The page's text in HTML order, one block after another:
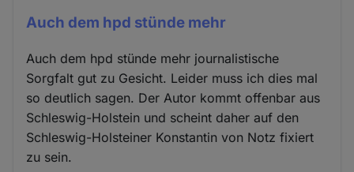
Auch dem hpd stünde mehr
Auch dem hpd stünde mehr journalistische
Sorgfalt gut zu Gesicht. Leider muss ich dies mal
so deutlich sagen. Der Autor kommt offenbar aus
Schleswig-Holstein und scheint daher auf den
Schleswig-Holsteiner Konstantin von Notz fixiert
zu sein.